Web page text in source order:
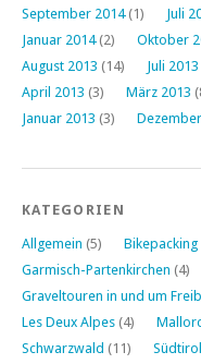
September 2014(1) Juli
Januar 2014(2) Oktober
August 2013 (14) Juli 2013
April 2013 (3) März 2013
Januar 2013 (3)
KATEGORIEN
Allgemein (5) Bikepacking
Garmisch-Partenkirchen (4)
Graveltouren in und um
Les Deux Alpes (4)
Schwarzwald (11) Südtirol